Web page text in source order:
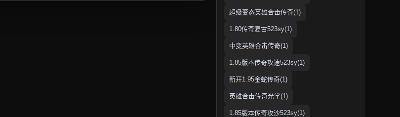
超级变态英雄合击传奇(1)
1.80传奇复古523sy(1)
中变英雄合击传奇(1)
1.85版本传奇攻速523sy(1)
新开1.95金蛇传奇(1)
英雄合击传奇光学(1)
1.85版本传奇攻沙523sy(1)